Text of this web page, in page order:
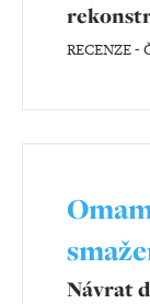
RECENZE-
Návrat